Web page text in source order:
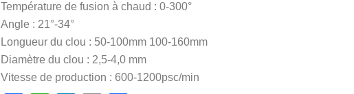
Température de fusion à chaud : 0-300°
Angle : 21°-34°
Longueur du clou : 50-100mm 100-160mm
Diamètre du clou : 2,5-4,0 mm
Vitesse de production : 600-1200psc/min